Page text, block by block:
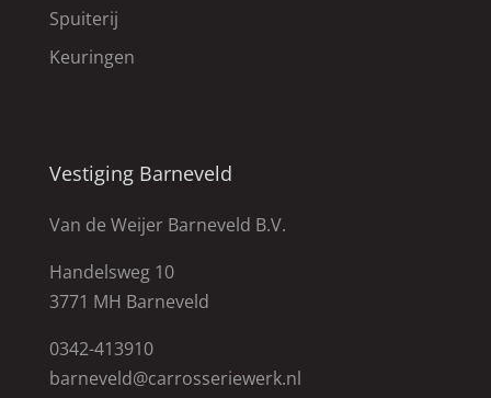
Spuiterij
Keuringen
Vestiging Barneveld
Van de Weijer Barneveld B.V.
Handelsweg 10
3771 MH Barneveld
0342-413910
barneveld@carrosseriewerk.nl